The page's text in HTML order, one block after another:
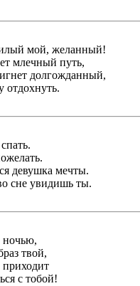
мой, желанный!
млечный путь,
долгожданный,
отдохнуть.
девушка мечты.
сне увидишь ты.
ночью,
твой,
с тобой!